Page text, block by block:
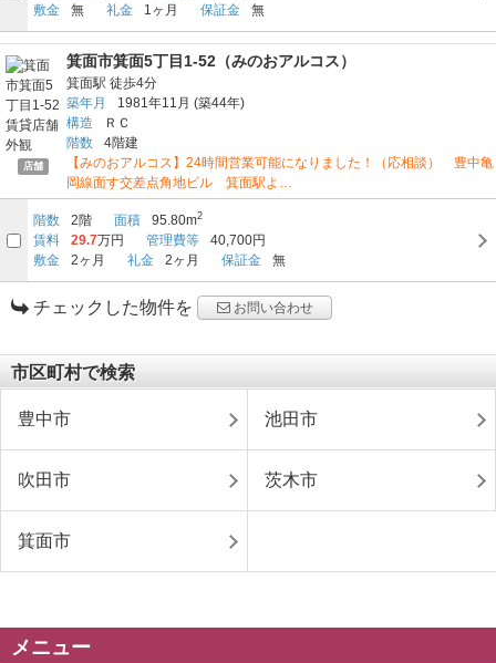
敷金
無 礼金 1ヶ月 保証金 無
店舗
箕面市箕面5丁目1-52（みのおアルコス）
箕面駅 徒歩4分
築年月
1981年11月 (築44年)
構造
ＲＣ
階数
4階建
【みのおアルコス】24時間営業可能になりました！（応相談） 豊中亀
岡線面す交差点角地ビル 箕面駅よ…
階数 2階 面積 95.80m2
賃料 29.7万円 管理費等
40,700円
敷金
2ヶ月 礼金 2ヶ月 保証金 無
チェックした物件を お問い合わせ
市区町村で検索
豊中市 池田市
吹田市 茨木市
箕面市
メニュー